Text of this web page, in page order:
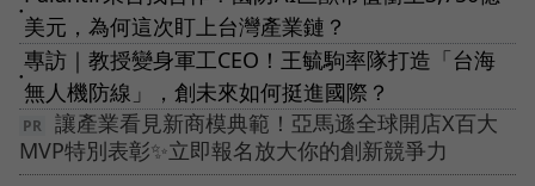
●
美元，為何這次盯上台灣產業鏈？
●
專訪｜教授變身軍工CEO！王毓駒率隊打造「台海
無人機防線」，創未來如何挺進國際？
讓產業看見新商模典範！亞馬遜全球開店X百大
MVP特別表彰✨立即報名放大你的創新競爭力